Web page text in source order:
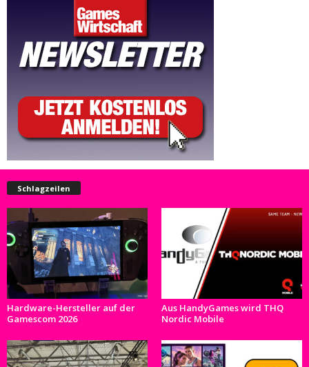
Schlagzeilen
Hardware-Hersteller auf der
Gamescom 2026
Aus HandyGames wird THQ
Nordic Mobile